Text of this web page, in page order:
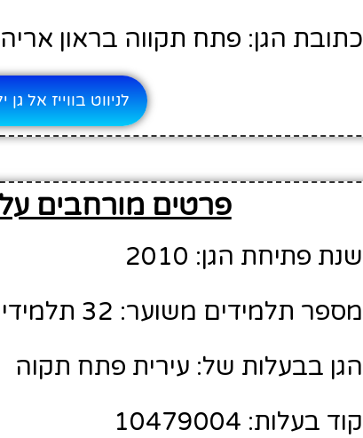
כתובת הגן: פתח תקווה בראון אריה 7
לניווט בווייז אל גן
פרטים מורחבים על
שנת פתיחת הגן: 2010
מספר תלמידים משוער: 32 תלמידים
הגן בבעלות של: עירית פתח תקוה
קוד בעלות: 10479004